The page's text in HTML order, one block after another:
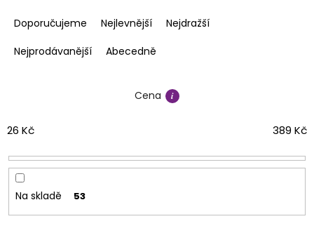
a
e
o
u
Doporučujeme Nejlevnější
Nejdražší
Nejprodávanější
Abecedně
Cena
26 Kč 389 Kč
Na skladě 53